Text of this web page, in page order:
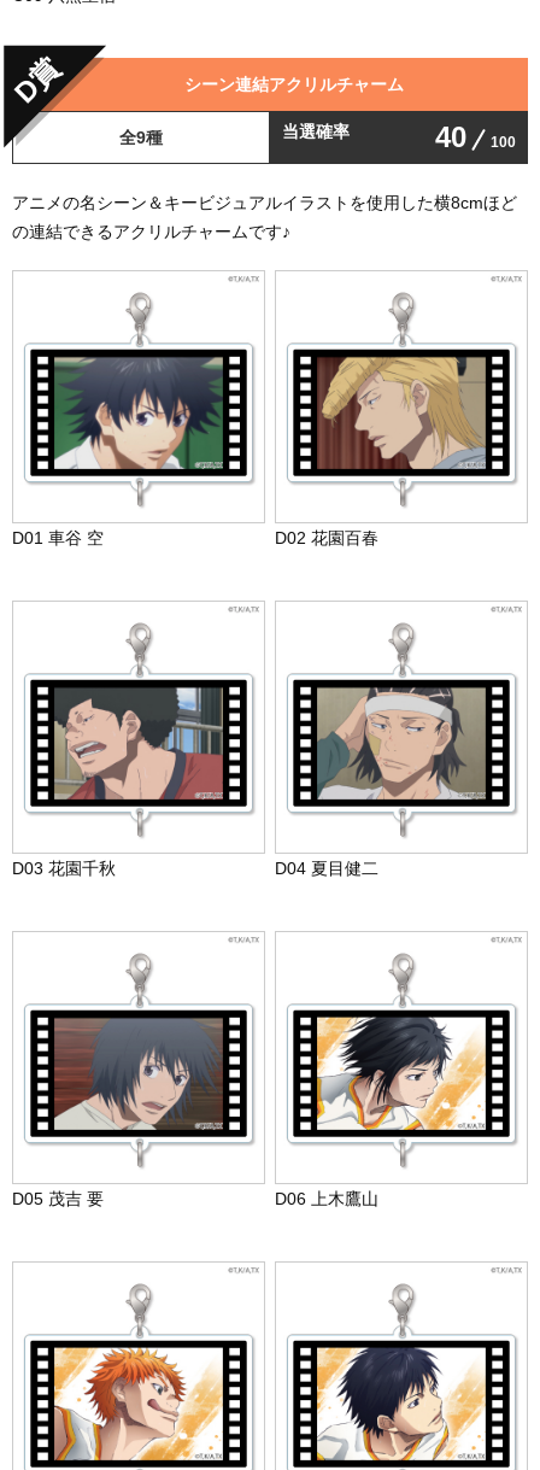
D賞 シーン連結アクリルチャーム
全9種 当選確率 40 100
アニメの名シーン＆キービジュアルイラストを使用した横8cmほど
の連結できるアクリルチャームです♪
D01 車谷 空 D02 花園百春
D03 花園千秋 D04 夏目健二
D05 茂吉 要 D06 上木鷹山